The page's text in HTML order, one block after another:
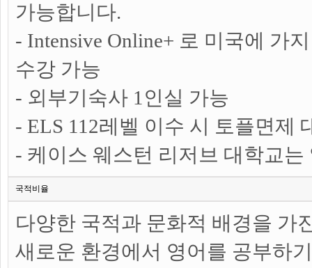
가능합니다.
- Intensive Online+ 로 미국에 가
수강 가능
- 외부기숙사 1인실 가능
- ELS 112레벨 이수 시 토플면제
- 케이스 웨스턴 리저브 대학교는
국적비율
다양한 국적과 문화적 배경을 가
새로운 환경에서 영어를 공부하